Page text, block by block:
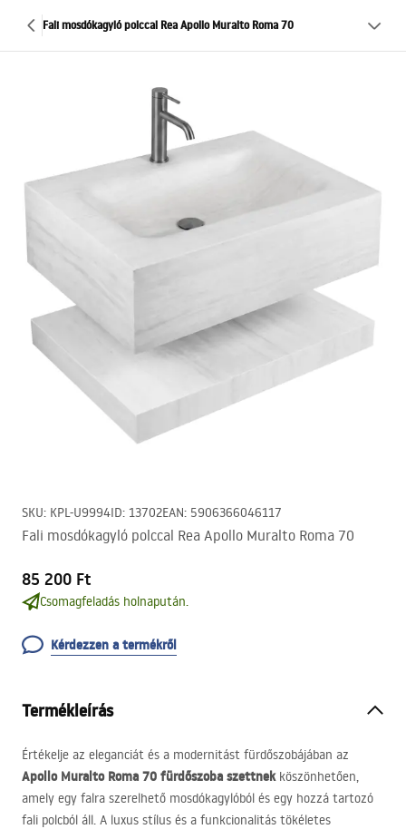
Fali mosdókagyló polccal Rea Apollo Muralto Roma 70
SKU: KPL-U9994ID: 13702EAN: 5906366046117
Fali mosdókagyló polccal Rea Apollo Muralto Roma 70
85 200 Ft
Csomagfeladás holnapután.
Kérdezzen a termékről
Termékleírás
Értékelje az eleganciát és a modernitást fürdőszobájában az
Apollo Muralto Roma 70 fürdőszoba szettnekköszönhetően,
amely egy falra szerelhető mosdókagylóból és egy hozzá tartozó
fali polcból áll. A luxus stílus és a funkcionalitás tökéletes